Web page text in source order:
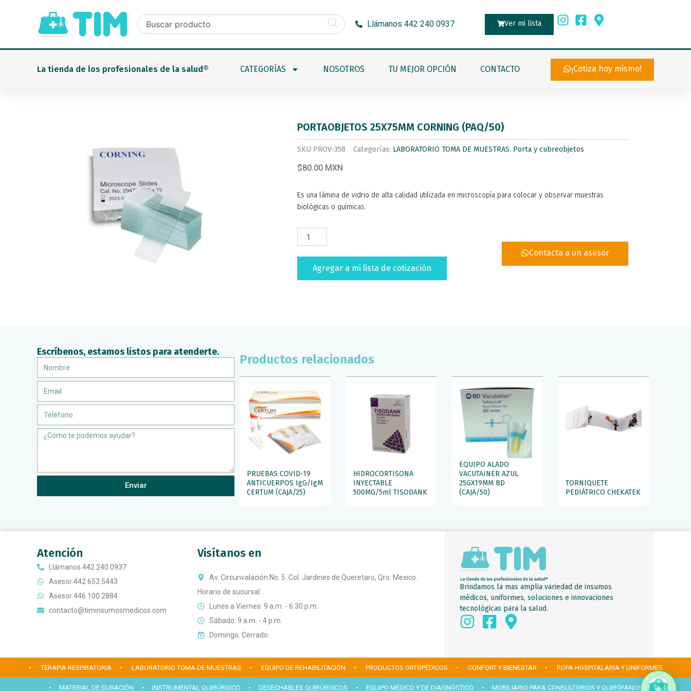
contenido
Llámanos 442 240 0937 Ver mi lista
La tienda de los profesionales de la salud® CATEGORÍAS NOSOTROS TU MEJOR OPCIÓN CONTACTO ¡Cotiza hoy mismo!
PORTAOBJETOS 25X75MM CORNING (PAQ/50)
SKU PROV-358 Categorías: LABORATORIO TOMA DE MUESTRAS, Porta y cubreobjetos
$80.00 MXN
Es una lámina de vidrio de alta calidad utilizada en microscopía para colocar y observar muestras
biológicas o químicas.
PORTAOBJETOS
25X75MM
cantidad
Agregar a mi lista de cotización
Contacta a un asesor
Escríbenos, estamos listos para atenderte.
Message
Enviar
Productos relacionados
PRUEBAS COVID-19
ANTICUERPOS IgG/IgM
CERTUM (CAJA/25)
HIDROCORTISONA
INYECTABLE
500MG/5ml TISODANK
EQUIPO ALADO
VACUTAINER AZUL
25GX19MM BD
(CAJA/50)
TORNIQUETE
PEDIÁTRICO CHEKATEK
Atención
Llámanos 442 240 0937
Asesor 442 653 5443
Asesor 446 100 2884
contacto@timinsumosmedicos.com
Visítanos en
Av. Circunvalación No. 5. Col. Jardines de Queretaro, Qro. Mexico.
Horario de sucursal:
Lunes a Viernes: 9 a.m. - 6:30 p.m.
Sábado: 9 a.m. - 4 p.m.
Domingo: Cerrado.
Brindamos la mas amplia variedad de insumos
médicos, uniformes, soluciones e innovaciones
tecnológicas para la salud.
• TERAPIA RESPIRATORIA • LABORATORIO TOMA DE MUESTRAS • EQUIPO DE REHABILITACIÓN • PRODUCTOS ORTOPÉDICOS • CONFORT Y BIENESTAR • ROPA HOSPITALARIA Y UNIFORMES
• MATERIAL DE CURACIÓN • INSTRUMENTAL QUIRÚRGICO • DESECHABLES QUIRÚRGICOS • EQUIPO MÉDICO Y DE DIAGNÓSTICO • MOBILIARIO PARA CONSULTORIOS Y QUIRÓFANOS